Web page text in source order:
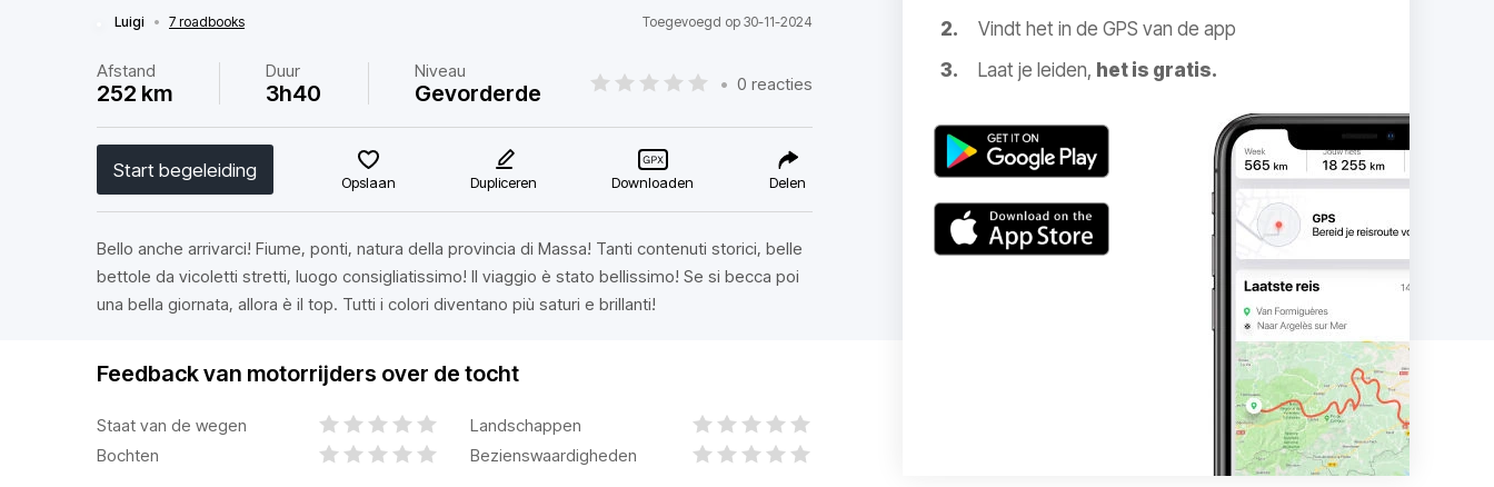
Luigi • 7 roadbooks Toegevoegd op 30-11-2024
Afstand
252 km
Duur
3h40
Niveau
Gevorderde • 0 reacties
Start begeleiding
Opslaan Dupliceren Downloaden Delen
Bello anche arrivarci! Fiume, ponti, natura della provincia di Massa! Tanti contenuti storici, belle
bettole da vicoletti stretti, luogo consigliatissimo! Il viaggio è stato bellissimo! Se si becca poi
una bella giornata, allora è il top. Tutti i colori diventano più saturi e brillanti!
Vindt het in de GPS van de app
Laat je leiden, het is gratis.
Feedback van motorrijders over de tocht
Staat van de wegen
Landschappen
Bochten
Bezienswaardigheden